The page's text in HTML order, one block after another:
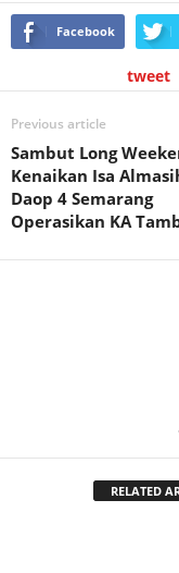
Facebook
tweet
Previous article
Sambut Long
Kenaikan Isa
Daop 4 Semarang
Operasikan KA
RELATED